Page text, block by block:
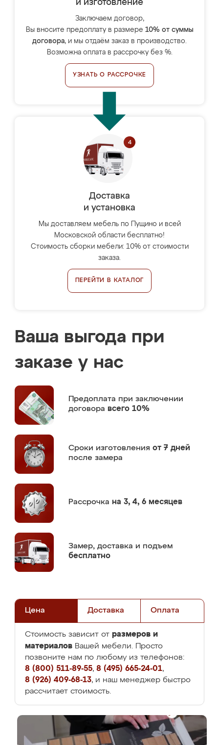
и изготовление
Заключаем договор,
Вы вносите предоплату в размере 10% от суммы
договора, и мы отдаём заказ в производство.
Возможна оплата в рассрочку без %.
УЗНАТЬ О РАССРОЧКЕ
Доставка
и установка
Мы доставляем мебель по Пущино и всей
Московской области бесплатно!
Стоимость сборки мебели: 10% от стоимости
заказа.
ПЕРЕЙТИ В КАТАЛОГ
Ваша выгода при
заказе у нас
Предоплата при заключении
договора всего 10%
Сроки изготовления от 7 дней
после замера
Рассрочка на 3, 4, 6 месяцев
Замер, доставка и подъем
бесплатно
Цена Доставка Оплата
Стоимость зависит от размеров и
материалов Вашей мебели. Просто
позвоните нам по любому из телефонов:
8 (800) 511-89-55, 8 (495) 665-24-01,
8 (926) 409-68-13, и наш менеджер быстро
рассчитает стоимость.